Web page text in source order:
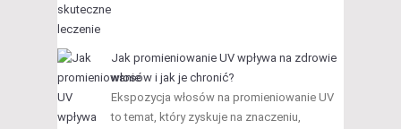
Jak promieniowanie UV wpływa na zdrowie
włosów i jak je chronić?
Ekspozycja włosów na promieniowanie UV
to temat, który zyskuje na znaczeniu,